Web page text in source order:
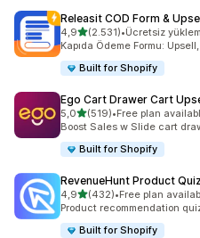
Releasit COD Form &
4,95 yıldız üzerinden
(2.531)
toplam 2531 değerlendirme
•Ücretsiz
Kapıda Ödeme Formu:
Built for Shopify
Ego Cart Drawer Cart
5,05 yıldız üzerinden
(519)
toplam 519 değerlendirme
•Free plan
Boost Sales w Slide cart
Built for Shopify
RevenueHunt Product
4,95 yıldız üzerinden
(432)
toplam 432 değerlendirme
•Free plan
Product recommendation
Built for Shopify